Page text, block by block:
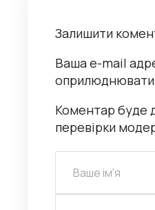
Залишити
Ваша e-mail
Коментар буде
перевірки